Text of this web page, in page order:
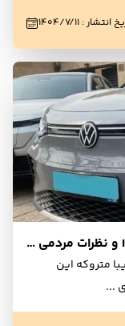
انتشار: ۱۴۰۴/۷/۱۱
بررسی اجمالی فولکس واگن ID.4 Crozz و نظرات مردمی کاربران و مالکان
متروکه این
...